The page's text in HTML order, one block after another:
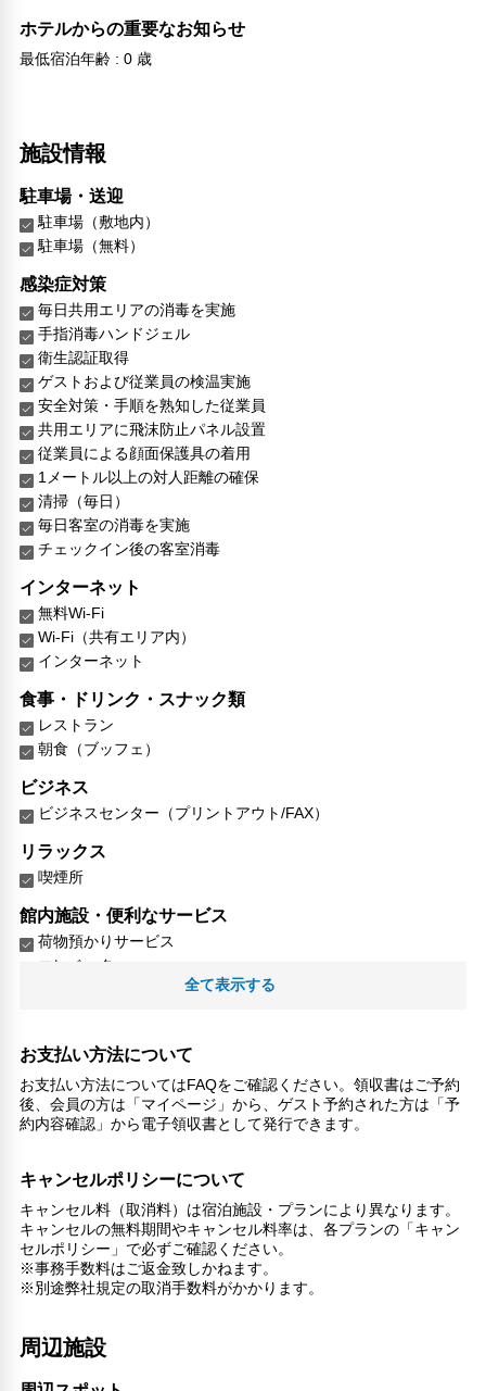
ホテルからの重要なお知らせ
最低宿泊年齢 : 0 歳
施設情報
駐車場・送迎
駐車場（敷地内）
駐車場（無料）
感染症対策
毎日共用エリアの消毒を実施
手指消毒ハンドジェル
衛生認証取得
ゲストおよび従業員の検温実施
安全対策・手順を熟知した従業員
共用エリアに飛沫防止パネル設置
従業員による顔面保護具の着用
1メートル以上の対人距離の確保
清掃（毎日）
毎日客室の消毒を実施
チェックイン後の客室消毒
インターネット
無料Wi-Fi
Wi-Fi（共有エリア内）
インターネット
食事・ドリンク・スナック類
レストラン
朝食（ブッフェ）
ビジネス
ビジネスセンター（プリントアウト/FAX）
リラックス
喫煙所
館内施設・便利なサービス
荷物預かりサービス
エレベーター
車椅子OK
対応言語
英語
その他サービス
24時間フロント対応
自動販売機
禁煙
コンタクトレス チェックイン/チェックアウト
キャッシュレス支払いサービス
全て表示する
お支払い方法について
お支払い方法についてはFAQをご確認ください。領収書はご予約
後、会員の方は「マイページ」から、ゲスト予約された方は「予
約内容確認」から電子領収書として発行できます。
キャンセルポリシーについて
キャンセル料（取消料）は宿泊施設・プランにより異なります。
キャンセルの無料期間やキャンセル料率は、各プランの「キャン
セルポリシー」で必ずご確認ください。
※事務手数料はご返金致しかねます。
※別途弊社規定の取消手数料がかかります。
周辺施設